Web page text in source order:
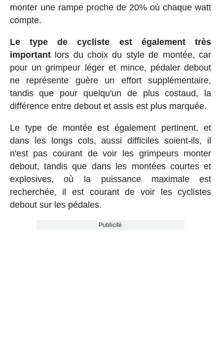
monter une rampe proche de 20% où chaque watt
compte.
Le type de cycliste est également très
importantlors du choix du style de montée, car
pour un grimpeur léger et mince, pédaler debout
ne représente guère un effort supplémentaire,
tandis que pour quelqu'un de plus costaud, la
différence entre debout et assis est plus marquée.
Le type de montée est également pertinent, et
dans les longs cols, aussi difficiles soient-ils, il
n'est pas courant de voir les grimpeurs monter
debout, tandis que dans les montées courtes et
explosives, où la puissance maximale est
recherchée, il est courant de voir les cyclistes
debout sur les pédales.
Publicité